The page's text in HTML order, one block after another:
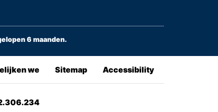
6 maanden.
we Sitemap Accessibility